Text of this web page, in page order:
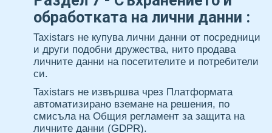
обработката на лични данни :
Taxistars не купува лични данни от посредници
и други подобни дружества, нито продава
личните данни на посетителите и потребители
си.
Taxistars не извършва чрез Платформата
автоматизирано вземане на решения, по
смисъла на Общия регламент за защита на
личните данни (GDPR).